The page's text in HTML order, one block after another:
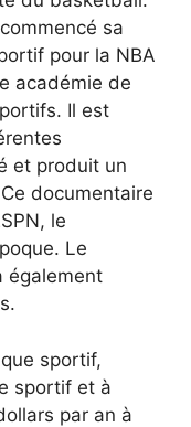
sa
pour la NBA
académie de
Il est
et produit un
documentaire
le
Le
également
sportif,
sportif et à
par an à